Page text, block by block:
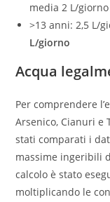
media 2 L/giorno
>13 anni: 2,5 L/
L/giorno
Acqua
Per comprendere
Arsenico, Cianuri e
stati comparati i
massime ingeribili
calcolo è stato
moltiplicando le